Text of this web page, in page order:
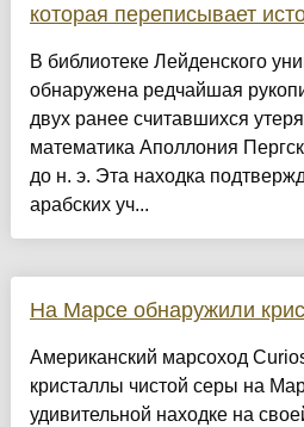
которая переписывает
В библиотеке Лейденского
обнаружена редчайшая
двух ранее считавшихся
математика Аполлония
до н. э. Эта находка
арабских уч...
На Марсе обнаружили
Американский марсоход
кристаллы чистой серы на
удивительной находке на